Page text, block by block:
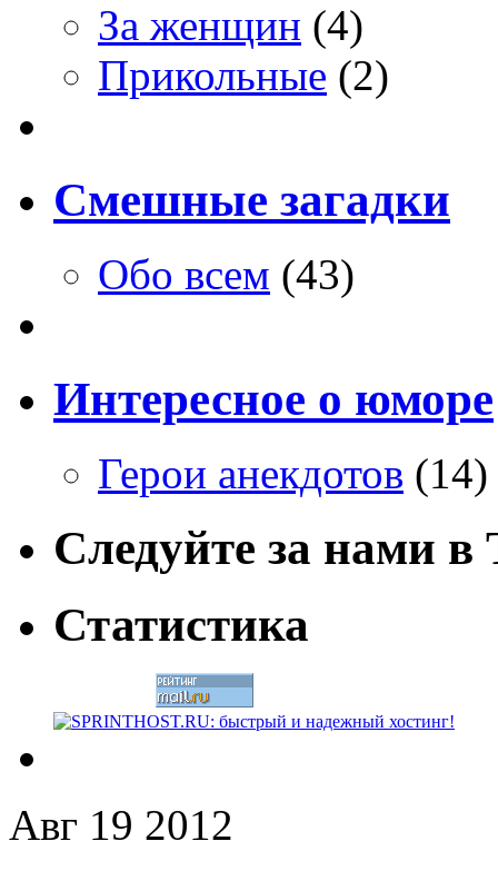
За женщин (4)
Прикольные (2)
Смешные загадки
Обо всем (43)
Интересное о юморе
Герои анекдотов (14)
Следуйте за нами
Статистика
Авг 19 2012